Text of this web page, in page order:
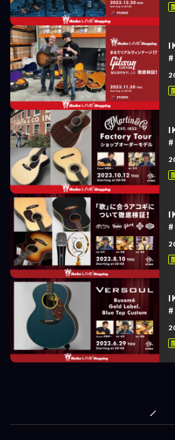
初回放送日時：2024/01/31
会場：イケシブSTUDIO